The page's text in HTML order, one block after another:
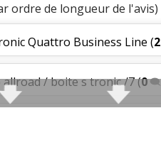
ordre de longueur de l'avis)
Quattro Business Line (2
allroad / boite s tronic /7(0